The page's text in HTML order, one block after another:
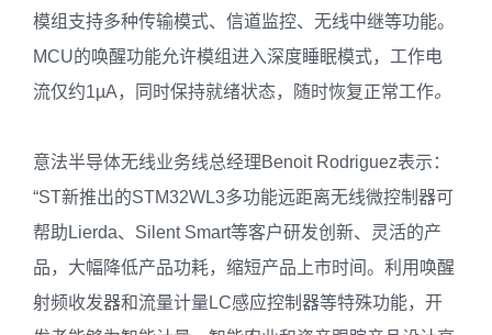
模组支持多种传输模式、信道监控、无线中继等功能。
MCU的唤醒功能允许模组进入深度睡眠模式，工作电
流仅约1µA，同时保持就绪状态，随时恢复正常工作。
意法半导体无线业务线总经理Benoit Rodriguez表示：
“ST新推出的STM32WL3多功能远距离无线微控制器可
帮助Lierda、Silent Smart等客户研发创新、灵活的产
品，大幅降低产品功耗，缩短产品上市时间。利用唤醒
射频收发器和流量计量LC感应控制器等特殊功能，开